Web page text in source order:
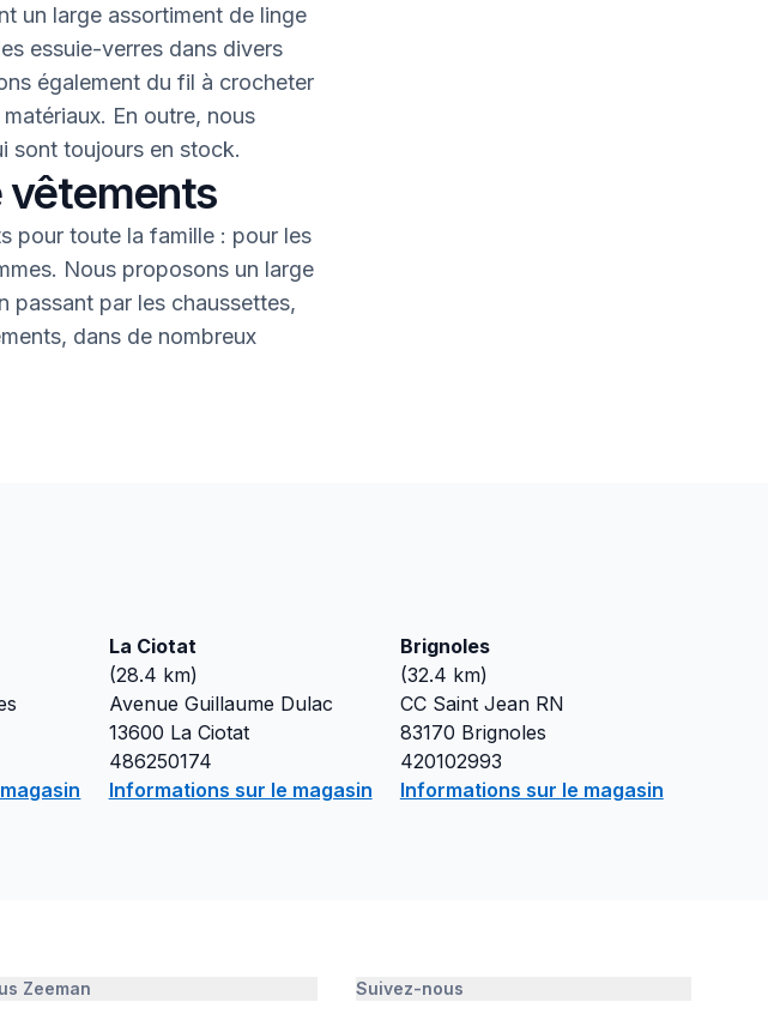
un large assortiment de linge
essuie-verres dans divers
également du fil à crocheter
En outre, nous
sont toujours en stock.
vêtements
pour toute la famille : pour les
Nous proposons un large
passant par les chaussettes,
dans de nombreux
La Ciotat
(28.4 km)
Avenue Guillaume Dulac
13600 La Ciotat
486250174
Informations sur le magasin
Brignoles
(32.4 km)
CC Saint Jean RN
83170 Brignoles
420102993
Informations sur le magasin
Zeeman Suivez-nous